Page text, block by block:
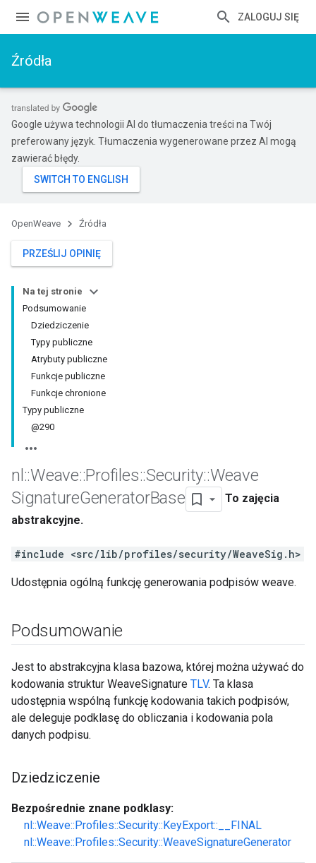
ZALOGUJ SIĘ
Źródła
Google używa technologii AI do tłumaczenia treści na Twój
preferowany język. Tłumaczenia wygenerowane przez AI mogą
zawierać błędy.
OpenWeave Źródła
PRZEŚLIJ OPINIĘ
Na tej stronie
Podsumowanie
Dziedziczenie
Typy publiczne
Atrybuty publiczne
Funkcje publiczne
Funkcje chronione
Typy publiczne
@290
nl ::Weave::Profiles::Security::Weave
SignatureGeneratorBase
To zajęcia
abstrakcyjne.
#include <src/lib/profiles/security/WeaveSig.h>
Udostępnia ogólną funkcję generowania podpisów weave.
Podsumowanie
Jest to abstrakcyjna klasa bazowa, której można używać do
kodowania struktur WeaveSignature TLV. Ta klasa
udostępnia wspólną funkcję kodowania takich podpisów,
ale deleguje podklasę do obliczania i kodowania pola
danych podpisu.
Dziedziczenie
Bezpośrednie znane podklasy:
nl::Weave::Profiles::Security::KeyExport::__FINAL
nl::Weave::Profiles::Security::WeaveSignatureGenerator